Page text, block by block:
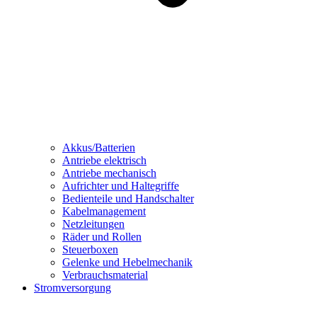
Akkus/Batterien
Antriebe elektrisch
Antriebe mechanisch
Aufrichter und Haltegriffe
Bedienteile und Handschalter
Kabelmanagement
Netzleitungen
Räder und Rollen
Steuerboxen
Gelenke und Hebelmechanik
Verbrauchsmaterial
Stromversorgung